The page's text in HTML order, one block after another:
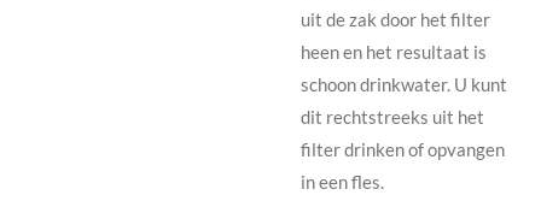
uit de zak door het filter
heen en het resultaat is
schoon drinkwater. U kunt
dit rechtstreeks uit het
filter drinken of opvangen
in een fles.